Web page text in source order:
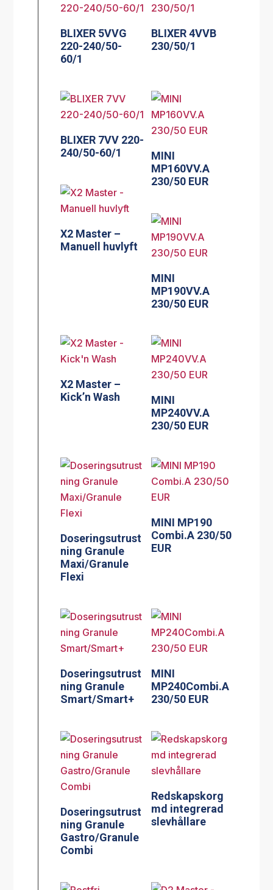
BLIXER 5VVG
220-240/50-
60/1
BLIXER 4VVB
230/50/1
BLIXER 7VV 220-
240/50-60/1
MINI
MP160VV.A
230/50 EUR
X2 Master –
Manuell huvlyft
MINI
MP190VV.A
230/50 EUR
X2 Master –
Kick’n Wash
MINI
MP240VV.A
230/50 EUR
Doseringsutrust
ning Granule
Maxi/Granule
Flexi
MINI MP190
Combi.A 230/50
EUR
Doseringsutrust
ning Granule
Smart/Smart+
MINI
MP240Combi.A
230/50 EUR
Doseringsutrust
ning Granule
Gastro/Granule
Combi
Redskapskorg
md integrerad
slevhållare